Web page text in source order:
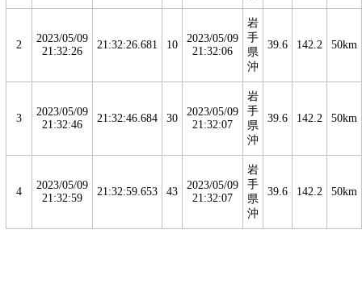
2
2023/05/09
21:32:26
21:32:26.681 10
2023/05/09
21:32:06
岩
手
県
沖
39.6 142.2 50km
3
2023/05/09
21:32:46
21:32:46.684 30
2023/05/09
21:32:07
岩
手
県
沖
39.6 142.2 50km
4
2023/05/09
21:32:59
21:32:59.653 43
2023/05/09
21:32:07
岩
手
県
沖
39.6 142.2 50km